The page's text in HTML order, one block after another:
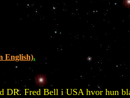
English).
DR. Fred Bell i USA hvor hun